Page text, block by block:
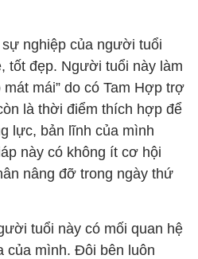
nghiệp của người tuổi
tốt đẹp. Người tuổi này làm
mái” do có Tam Hợp trợ
là thời điểm thích hợp để
lực, bản lĩnh của mình
này có không ít cơ hội
nâng đỡ trong ngày thứ
tuổi này có mối quan hệ
của mình. Đôi bên luôn